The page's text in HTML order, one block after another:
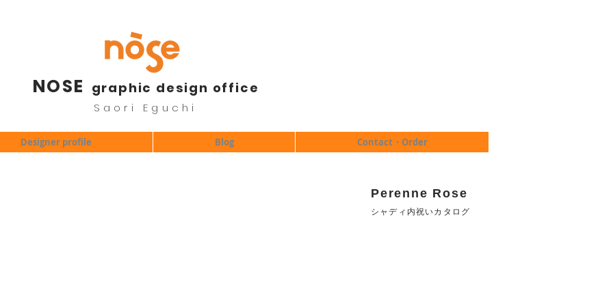
NOSE graphic design office
Saori Eguchi
Designer profile Blog Contact・Order
Perenne Rose
​シャディ内祝いカタログ